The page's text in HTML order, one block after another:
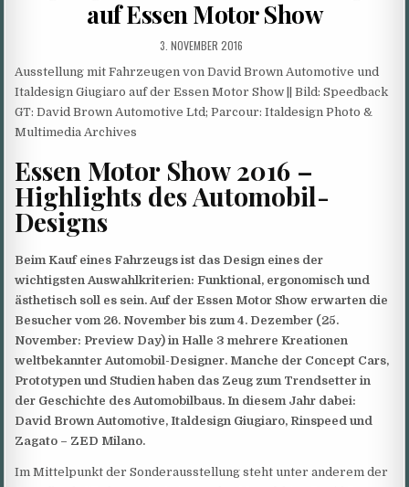
auf Essen Motor Show
PUBLISHED
3. NOVEMBER 2016
Ausstellung mit Fahrzeugen von David Brown Automotive und
Italdesign Giugiaro auf der Essen Motor Show || Bild: Speedback
GT: David Brown Automotive Ltd; Parcour: Italdesign Photo &
Multimedia Archives
Essen Motor Show 2016 –
Highlights des Automobil-
Designs
Beim Kauf eines Fahrzeugs ist das Design eines der
wichtigsten Auswahlkriterien: Funktional, ergonomisch und
ästhetisch soll es sein. Auf der Essen Motor Show erwarten die
Besucher vom 26. November bis zum 4. Dezember (25.
November: Preview Day) in Halle 3 mehrere Kreationen
weltbekannter Automobil-Designer. Manche der Concept Cars,
Prototypen und Studien haben das Zeug zum Trendsetter in
der Geschichte des Automobilbaus. In diesem Jahr dabei:
David Brown Automotive, Italdesign Giugiaro, Rinspeed und
Zagato – ZED Milano.
Im Mittelpunkt der Sonderausstellung steht unter anderem der